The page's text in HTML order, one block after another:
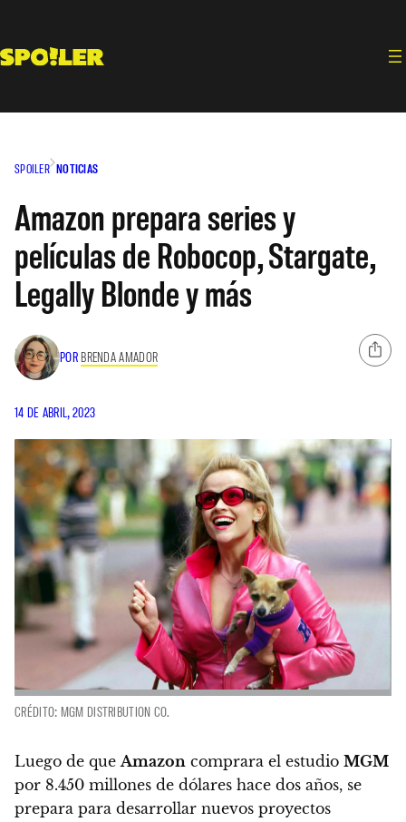
contenido
SPOILER NOTICIAS
Amazon prepara series y
películas de Robocop, Stargate,
Legally Blonde y más
POR BRENDA AMADOR
14 DE ABRIL, 2023
CRÉDITO: MGM DISTRIBUTION CO.
Luego de queAmazon comprara el estudio MGM
por 8.450 millones de dólares hace dos años, se
prepara para desarrollar nuevos proyectos